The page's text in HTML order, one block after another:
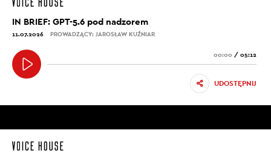
IN BRIEF: GPT-5.6 pod nadzorem
11.07.2026 PROWADZĄCY: JAROSŁAW KUŹNIAR
00:00 / 05:12
UDOSTĘPNIJ